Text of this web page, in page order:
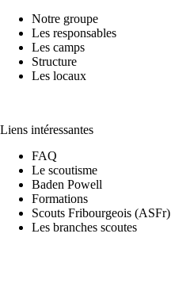
Notre groupe
Les responsables
Les camps
Structure
Les locaux
Liens intéressantes
FAQ
Le scoutisme
Baden Powell
Formations
Scouts Fribourgeois (ASFr)
Les branches scoutes